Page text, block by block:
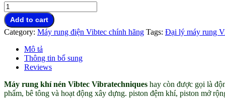
Máy
rung
thủy
lực
chính
Việt
Nam
Add to cart
Category: Máy rung điện Vibtec chính hãng Tags: Đại lý máy rung
Mô tả
Thông tin bổ sung
Reviews
Máy rung khí nén Vibtec Vibratechniques hay còn được gọi là
phẩm, bê tông và hoạt động xây dựng. piston đệm khí, piston mở